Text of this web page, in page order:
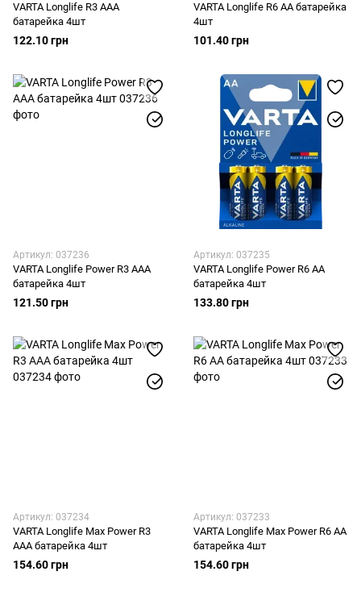
VARTA Longlife R3 AAA
батарейка 4шт
122.10 грн
VARTA Longlife R6 AA батарейка
4шт
101.40 грн
Артикул: 037236
VARTA Longlife Power R3 AAA
батарейка 4шт
121.50 грн
Артикул: 037235
VARTA Longlife Power R6 AA
батарейка 4шт
133.80 грн
Артикул: 037234
VARTA Longlife Max Power R3
AAA батарейка 4шт
154.60 грн
Артикул: 037233
VARTA Longlife Max Power R6 AA
батарейка 4шт
154.60 грн